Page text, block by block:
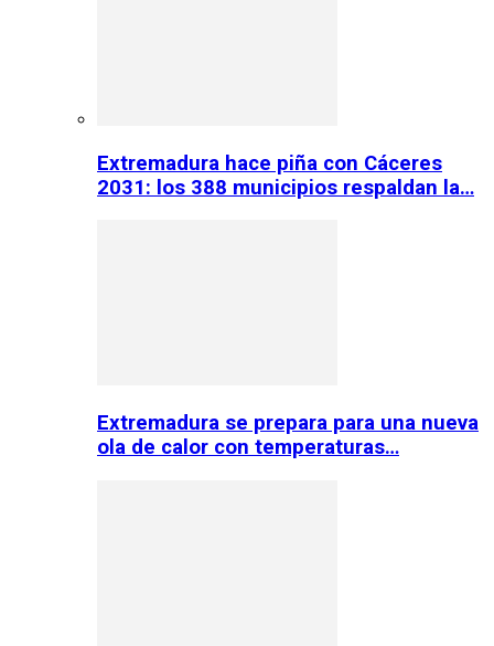
Extremadura hace piña con Cáceres
2031: los 388 municipios respaldan la…
Extremadura se prepara para una nueva
ola de calor con temperaturas…